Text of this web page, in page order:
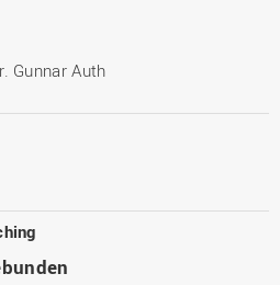
Gunnar Auth